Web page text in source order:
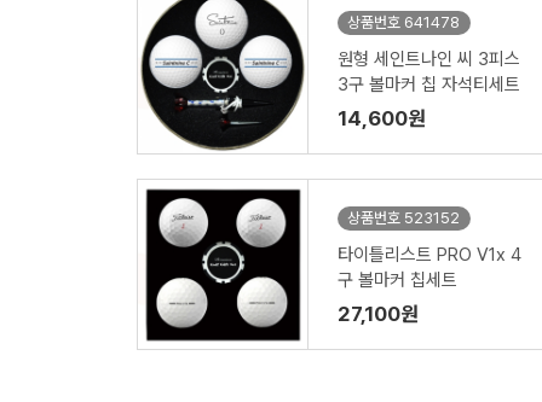
상품번호 641478
원형 세인트나인 씨 3피스
3구 볼마커 칩 자석티세트
14,600원
상품번호 523152
타이틀리스트 PRO V1x 4
구 볼마커 칩세트
27,100원